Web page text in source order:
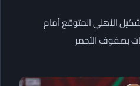
الأهلي المتوقع أمام